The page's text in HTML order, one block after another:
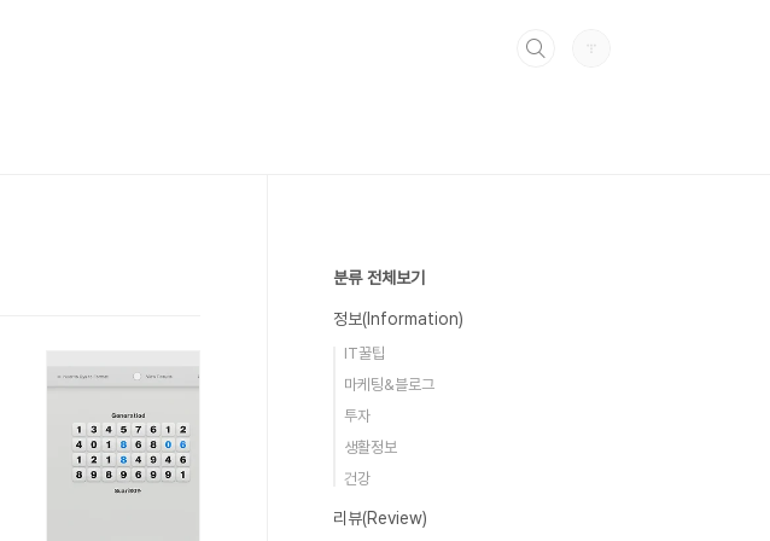
분류 전체보기
정보(Information)
IT꿀팁
마케팅&블로그
투자
생활정보
건강
리뷰(Review)